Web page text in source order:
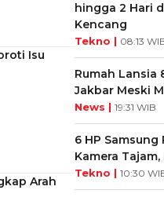
Isu
Arah
hingga 2 Hari
Kencang
Tekno | 08:13
Rumah Lansia
Jakbar Meski
News | 19:31 WIB
6 HP Samsung
Kamera
Tekno | 10:30